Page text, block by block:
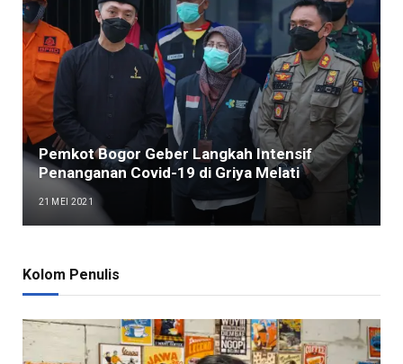
Pemkot Bogor Geber Langkah Intensif
Penanganan Covid-19 di Griya Melati
21 MEI 2021
Kolom Penulis